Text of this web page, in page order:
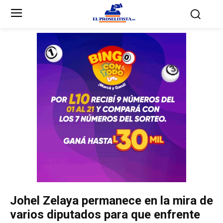
Partidos Políticos
Partido Liberal
Unificación Democrática
Anticorrupción
Partidos Políticos
Partido Liberal
Unificación Democrática
Anticorrupción
Johel Zelaya permanece en la mira de
varios diputados para que enfrente